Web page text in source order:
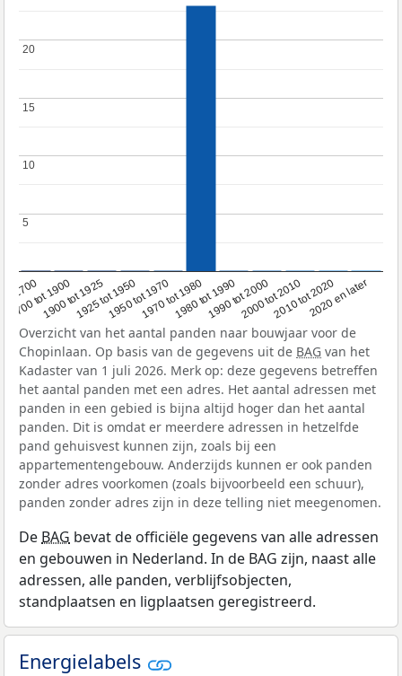
1700
1700 tot 1900
1900 tot 19251925 tot 19501950 tot 19701970 tot 19801980 tot 19901990 tot 20002000 tot 20102010 tot 20202020 en later
5
5
10
10
15
15
20
20
Overzicht van het aantal panden naar bouwjaar voor de
Chopinlaan. Op basis van de gegevens uit de BAG van het
Kadaster van 1 juli 2026. Merk op: deze gegevens betreffen
het aantal panden met een adres. Het aantal adressen met
panden in een gebied is bijna altijd hoger dan het aantal
panden. Dit is omdat er meerdere adressen in hetzelfde
pand gehuisvest kunnen zijn, zoals bij een
appartementengebouw. Anderzijds kunnen er ook panden
zonder adres voorkomen (zoals bijvoorbeeld een schuur),
panden zonder adres zijn in deze telling niet meegenomen.
De BAG bevat de officiële gegevens van alle adressen
en gebouwen in Nederland. In de BAG zijn, naast alle
adressen, alle panden, verblijfsobjecten,
standplaatsen en ligplaatsen geregistreerd.
Energielabels